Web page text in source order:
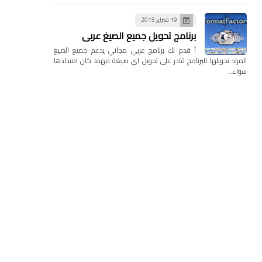
19 فبراير 2015
برنامج تحويل جميع الصيغ عربي
أ قدم لك برنامج عربي مجاني يدعم جميع الصيغ
المراد تحويلها البرنامج قادر على تحويل اي صيغة مهما كان امتدادها
سواء…